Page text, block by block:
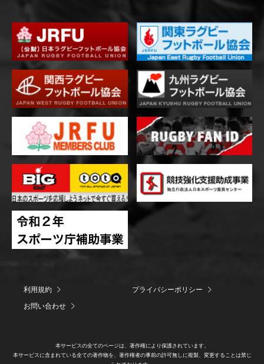
利用規約
プライバシーポリシー
お問い合わせ
本サービスの全てのページは、著作権により保護されています。
本サービスに含まれている全ての著作物を、著作権者の事前の許可無しに複製、変更することは禁じ